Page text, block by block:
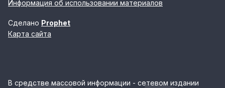
Информация об использовании материалов
Сделано Prophet
Карта сайта
В средстве массовой информации - сетевом издании